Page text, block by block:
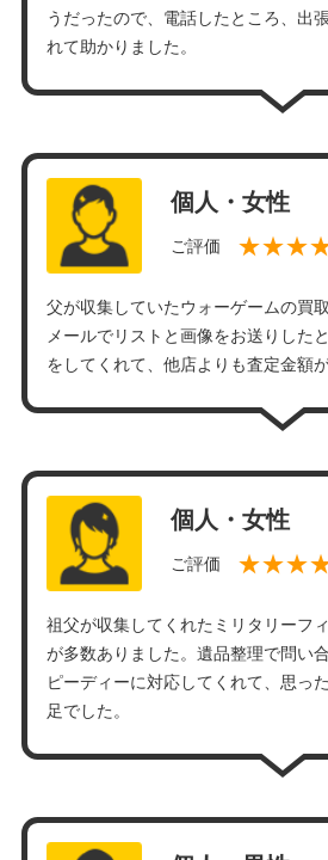
うだったので、電話したところ、出
れて助かりました。
個人・女性
ご評価
父が収集していたウォーゲームの買
メールでリストと画像をお送りした
をしてくれて、他店よりも査定金額
個人・女性
ご評価
祖父が収集してくれたミリタリーフ
が多数ありました。遺品整理で問い
ピーディーに対応してくれて、思っ
足でした。